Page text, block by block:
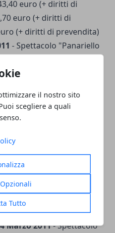
il nostro sito
scegliere a quali
Tutto
euro (+ diritti di
euro (+ diritti di
(+ diritti di prevendita)
- Spettacolo "Panariello
Barone - Catanzaro)
bigliettispettacolo
- Poltronissima: 33
21,75 euro (+ diritti di
biglietti spettacolo
Esse Emme Musica
Marzo 2011
spettacolo Giorgio
Greco (Viale 25 Luglio
Marzo 2011- Spettacolo